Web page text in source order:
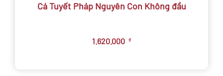
Cá Tuyết Pháp Nguyên Con Không đầu
1.620.000 ₫